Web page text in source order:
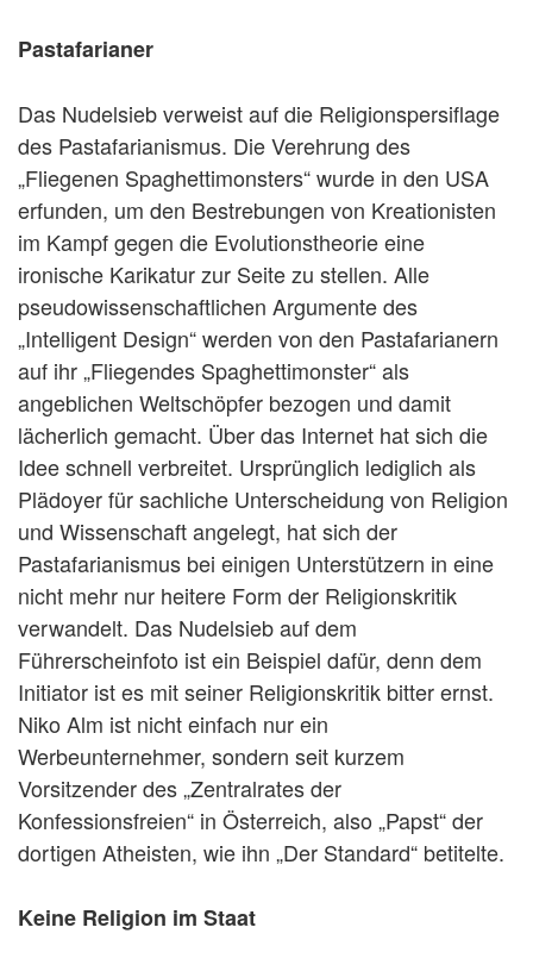
Pastafarianer
Das Nudelsieb verweist auf die Religionspersiflage
des Pastafarianismus. Die Verehrung des
„Fliegenen Spaghettimonsters“ wurde in den USA
erfunden, um den Bestrebungen von Kreationisten
im Kampf gegen die Evolutionstheorie eine
ironische Karikatur zur Seite zu stellen. Alle
pseudowissenschaftlichen Argumente des
„Intelligent Design“ werden von den Pastafarianern
auf ihr „Fliegendes Spaghettimonster“ als
angeblichen Weltschöpfer bezogen und damit
lächerlich gemacht. Über das Internet hat sich die
Idee schnell verbreitet. Ursprünglich lediglich als
Plädoyer für sachliche Unterscheidung von Religion
und Wissenschaft angelegt, hat sich der
Pastafarianismus bei einigen Unterstützern in eine
nicht mehr nur heitere Form der Religionskritik
verwandelt. Das Nudelsieb auf dem
Führerscheinfoto ist ein Beispiel dafür, denn dem
Initiator ist es mit seiner Religionskritik bitter ernst.
Niko Alm ist nicht einfach nur ein
Werbeunternehmer, sondern seit kurzem
Vorsitzender des „Zentralrates der
Konfessionsfreien“ in Österreich, also „Papst“ der
dortigen Atheisten, wie ihn „Der Standard“ betitelte.
Keine Religion im Staat